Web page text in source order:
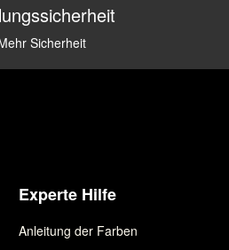
Sicherheit
Experte Hilfe
Anleitung der Farben